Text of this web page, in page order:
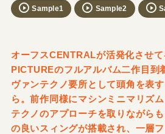
Sample1 Sample2
オーフスCENTRALが活発化させて
PICTUREのフルアルバム二作目到
ヴァンテクノ要所として頭角を表
ら。前作同様にマシンミニマリズ
テクノのアプローチを取りながら
の良いスィングが搭載され、一層フ